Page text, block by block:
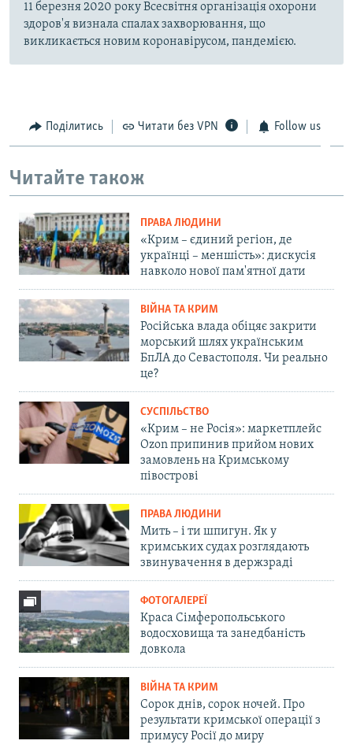
11 березня 2020 року Всесвітня організація охорони
здоров'я визнала спалах захворювання, що
викликається новим коронавірусом, пандемією.
Поділитись Читати без VPN Follow us
Читайте також
ПРАВА ЛЮДИНИ
«Крим – єдиний регіон, де
українці – меншість»: дискусія
навколо нової пам'ятної дати
ВІЙНА ТА КРИМ
Російська влада обіцяє закрити
морський шлях українським
БпЛА до Севастополя. Чи реально
це?
СУСПІЛЬСТВО
«Крим – не Росія»: маркетплейс
Ozon припинив прийом нових
замовлень на Кримському
півострові
ПРАВА ЛЮДИНИ
Мить – і ти шпигун. Як у
кримських судах розглядають
звинувачення в держзраді
ФОТОГАЛЕРЕЇ
Краса Сімферопольського
водосховища та занедбаність
довкола
ВІЙНА ТА КРИМ
Сорок днів, сорок ночей. Про
результати кримської операції з
примусу Росії до миру